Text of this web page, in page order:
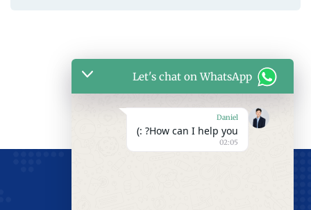
Let's chat on WhatsApp
Daniel
How can I help you? :)
02:05